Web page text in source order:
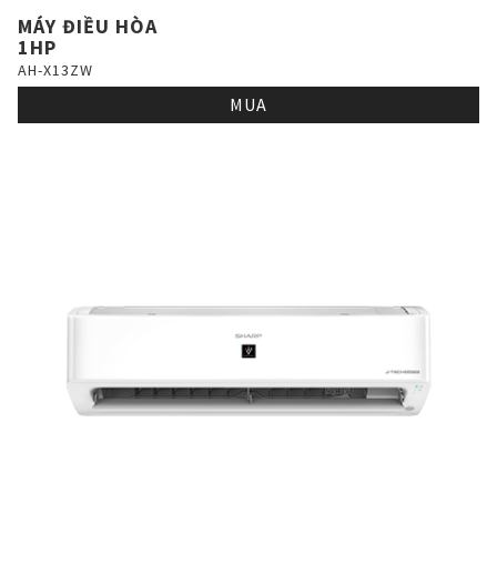
MÁY ĐIỀU HÒA
1HP
AH-X13ZW
MUA